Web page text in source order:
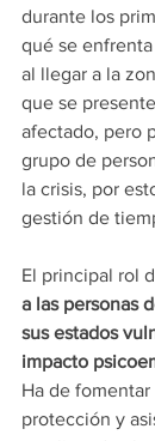
durante los
qué se
al llegar a la
que se
afectado, pero
grupo de
la crisis, por
gestión de
El principal rol
a las personas
sus estados
impacto
Ha de
protección y